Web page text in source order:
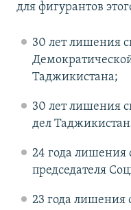
для фигурантов
30 лет лишения
Таджикистана;
30 лет лишения
дел
24 года лишения
председателя
23 года лишения